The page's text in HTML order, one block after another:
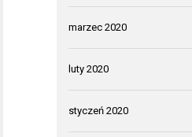
marzec 2020
luty 2020
styczeń 2020